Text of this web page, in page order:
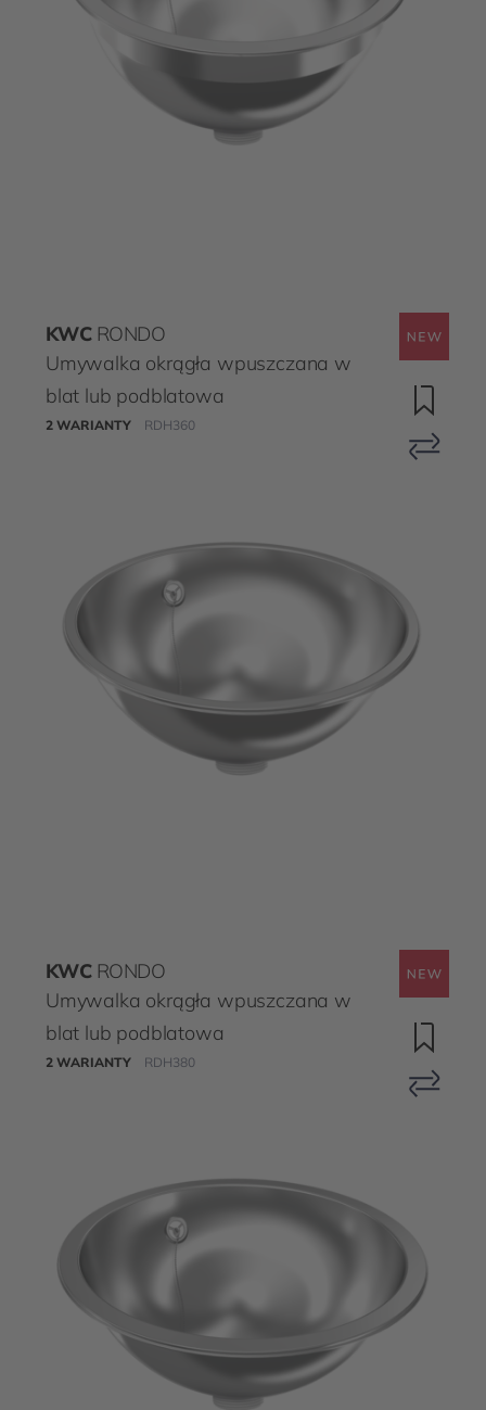
KWC RONDO
Umywalka okrągła wpuszczana w
blat lub podblatowa
2 WARIANTY RDH360
KWC RONDO
Umywalka okrągła wpuszczana w
blat lub podblatowa
2 WARIANTY RDH380